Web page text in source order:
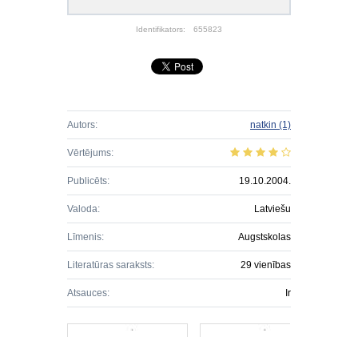
Identifikators: 655823
Autors: natkin (1)
Vērtējums:
Publicēts: 19.10.2004.
Valoda: Latviešu
Līmenis: Augstskolas
Literatūras saraksts: 29 vienības
Atsauces: Ir